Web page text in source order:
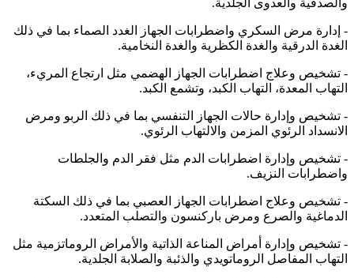
والصدفية والعدوى الجلدية.
- إدارة مرض السكري واضطرابات الجهاز الغدد الصماء بما في ذلك
الغدة الدرقية والغدة الكظرية والغدة النخامية.
- تشخيص وعلاج اضطرابات الجهاز الهضمي مثل ارتجاع المريء،
التهاب المعدة، التهاب الكبد، وتشمع الكبد.
- تشخيص وإدارة حالات الجهاز التنفسي بما في ذلك الربو ومرض
الانسداد الرئوي المزمن والالتهاب الرئوي.
- تشخيص وإدارة اضطرابات الدم مثل فقر الدم والجلطات
واضطرابات النزيف.
- تشخيص وعلاج اضطرابات الجهاز العصبي بما في ذلك السكتة
الدماغية والصرع ومرض باركنسون والتصلب المتعدد.
- تشخيص وإدارة أمراض المناعة الذاتية والأمراض الروماتزمية مثل
التهاب المفاصل الروماتويدي والذئبة والصلابة الجلدية.